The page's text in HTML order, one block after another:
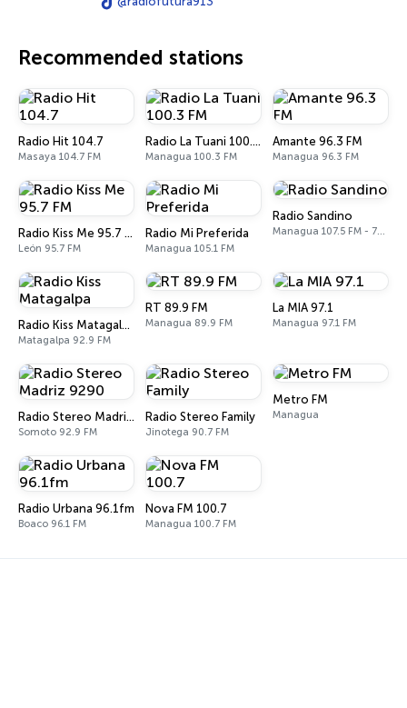
Recommended stations
Radio Hit 104.7
Masaya 104.7 FM
Radio La Tuani 100.3 FM
Managua 100.3 FM
Amante 96.3 FM
Managua 96.3 FM
Radio Kiss Me 95.7 FM
León 95.7 FM
Radio Mi Preferida
Managua 105.1 FM
Radio Sandino
Managua 107.5 FM - 740 AM
Radio Kiss Matagalpa
Matagalpa 92.9 FM
RT 89.9 FM
Managua 89.9 FM
La MIA 97.1
Managua 97.1 FM
Radio Stereo Madriz 9290
Somoto 92.9 FM
Radio Stereo Family
Jinotega 90.7 FM
Metro FM
Managua
Radio Urbana 96.1fm
Boaco 96.1 FM
Nova FM 100.7
Managua 100.7 FM